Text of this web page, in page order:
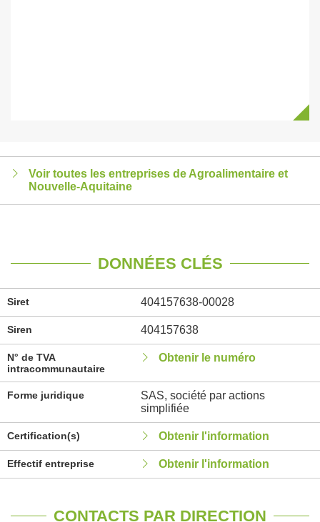
Voir toutes les entreprises de Agroalimentaire et
Nouvelle-Aquitaine
DONNÉES CLÉS
Siret 404157638-00028
Siren 404157638
N° de TVA
intracommunautaire
Obtenir le numéro
Forme juridique
SAS, société par actions
simplifiée
Certification(s) Obtenir l'information
Effectif entreprise Obtenir l'information
CONTACTS PAR DIRECTION